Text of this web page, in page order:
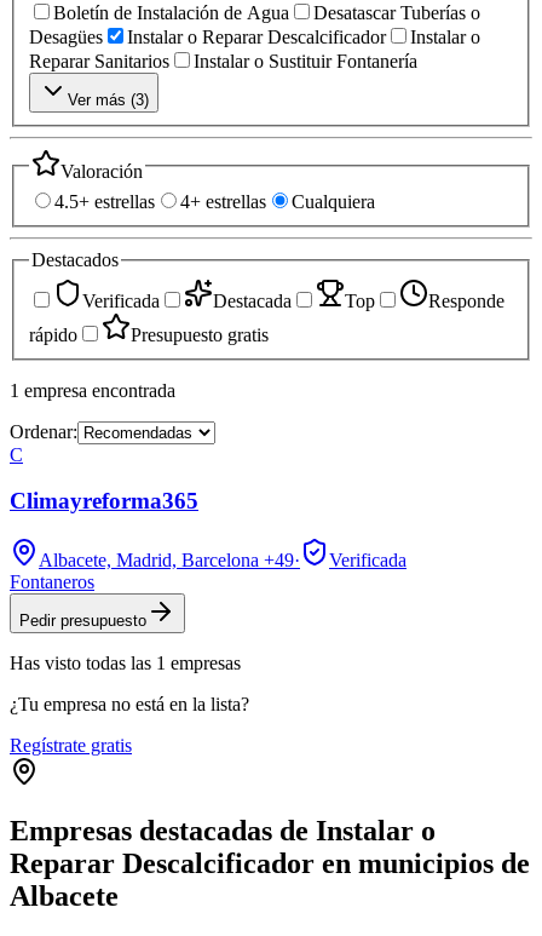
Boletín de Instalación de Agua
Desatascar Tuberías o
Desagües
Instalar o Reparar Descalcificador
Instalar o
Reparar Sanitarios
Instalar o Sustituir Fontanería
Ver más (3)
Valoración
4.5+ estrellas
4+ estrellas Cualquiera
Destacados
Verificada
Destacada Top
Responde
rápido
Presupuesto gratis
1 empresa encontrada
Ordenar:
C
Climayreforma365
Albacete, Madrid, Barcelona +49·
Verificada
Fontaneros
Pedir presupuesto
Has visto todas las 1 empresas
¿Tu empresa no está en la lista?
Regístrate gratis
Empresas destacadas de Instalar o
Reparar Descalcificador en municipios de
Albacete